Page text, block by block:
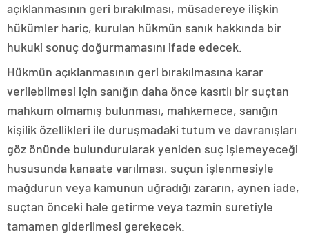
açıklanmasının geri bırakılması, müsadereye ilişkin
hükümler hariç, kurulan hükmün sanık hakkında bir
hukuki sonuç doğurmamasını ifade edecek.
Hükmün açıklanmasının geri bırakılmasına karar
verilebilmesi için sanığın daha önce kasıtlı bir suçtan
mahkum olmamış bulunması, mahkemece, sanığın
kişilik özellikleri ile duruşmadaki tutum ve davranışları
göz önünde bulundurularak yeniden suç işlemeyeceği
hususunda kanaate varılması, suçun işlenmesiyle
mağdurun veya kamunun uğradığı zararın, aynen iade,
suçtan önceki hale getirme veya tazmin suretiyle
tamamen giderilmesi gerekecek.